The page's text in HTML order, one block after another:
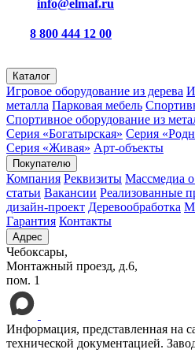
info@elmaf.ru
8 800 444 12 00
Каталог
Игровое оборудование из дерева
металла Парковая мебель
Спортивное оборудование из
Серия «Богатырская» Серия
Серия «Живая» Арт-объекты
Покупателю
Компания Реквизиты Массмедиа
статьи Вакансии Реализованные
дизайн-проект Деревообработка
Гарантия Контакты
Адрес
Чебоксары,
Монтажный проезд, д.6,
пом. 1
Информация, представленная на
технической документацией.